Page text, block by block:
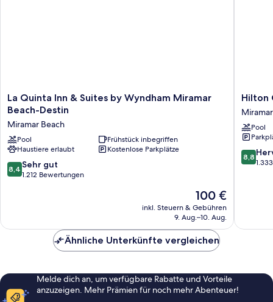
La
Quinta
&
Suites
by
Wyndham
Miramar
La Quinta Inn & Suites by Wyndham Miramar
Beach-Destin
Miramar Beach
Pool
Frühstück inbegriffen
Haustiere erlaubt
Kostenlose Parkplätze
8.4
von
Bewertungen
8,4 Sehr gut
1.212 Bewertungen
Der
Preis
beträgt
100 €
inkl. Steuern & Gebühren
9. Aug.–10. Aug.
Hilton
Garden
Inn
Destin
Miramar
Beach
Miramar
Hilton
Pool
8.8
von
8,8
Ähnliche Unterkünfte vergleichen
Melde dich an, um verfügbare Rabatte und Vorteile
anzuzeigen. Mehr Prämien für noch mehr Abenteuer!